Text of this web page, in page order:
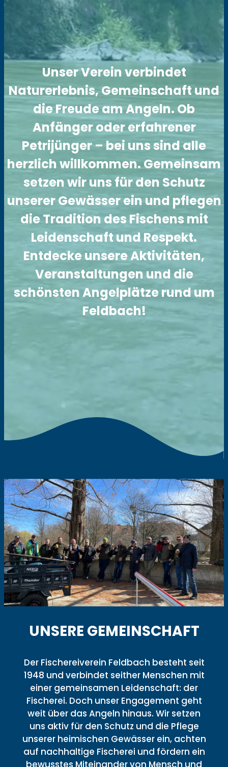
Unser Verein verbindet
Naturerlebnis, Gemeinschaft und
die Freude am Angeln. Ob
Anfänger oder erfahrener
Petrijünger – bei uns sind alle
herzlich willkommen. Gemeinsam
setzen wir uns für den Schutz
unserer Gewässer ein und pflegen
die Tradition des Fischens mit
Leidenschaft und Respekt.
Entdecke unsere Aktivitäten,
Veranstaltungen und die
schönsten Angelplätze rund um
Feldbach!
UNSERE GEMEINSCHAFT
Der Fischereiverein Feldbach besteht seit
1948 und verbindet seither Menschen mit
einer gemeinsamen Leidenschaft: der
Fischerei. Doch unser Engagement geht
weit über das Angeln hinaus. Wir setzen
uns aktiv für den Schutz und die Pflege
unserer heimischen Gewässer ein, achten
auf nachhaltige Fischerei und fördern ein
bewusstes Miteinander von Mensch und